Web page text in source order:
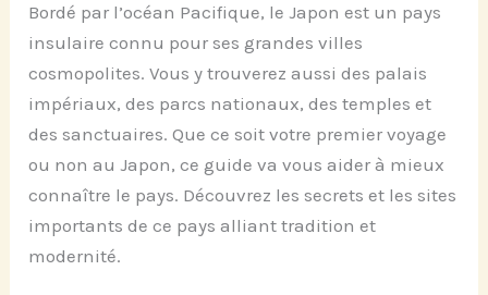
Bordé par l’océan Pacifique, le Japon est un pays
insulaire connu pour ses grandes villes
cosmopolites. Vous y trouverez aussi des palais
impériaux, des parcs nationaux, des temples et
des sanctuaires. Que ce soit votre premier voyage
ou non au Japon, ce guide va vous aider à mieux
connaître le pays. Découvrez les secrets et les sites
importants de ce pays alliant tradition et
modernité.